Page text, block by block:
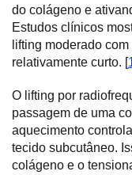
do colágeno e
Estudos clínicos
lifting moderado
relativamente curto. [
O lifting por
passagem de uma
aquecimento
tecido subcutâneo.
colágeno e o